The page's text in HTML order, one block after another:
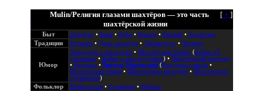
[+ ]
Mulin/Религия глазами шахтёров — это часть
шахтёрской жизни
Быт Автобус• Баня• Роба • Крысы• Насвай• Тормозок
Традиции
Бутылёк• День шахтёра • Табакотрус• Четверг
Юмор
Анекдоты о шахтерах • Шахтёрские байки(Байки об
учениках • Байки о проходчиках) • Шахтёрский жаргон
• Курьезы• Виктор Мисевский(Вредные советы•
Шахтерские танка • Шахтерские пародии• Шахтерские
страшилки)
Фольклор
Мифология• Суеверия• Шубин